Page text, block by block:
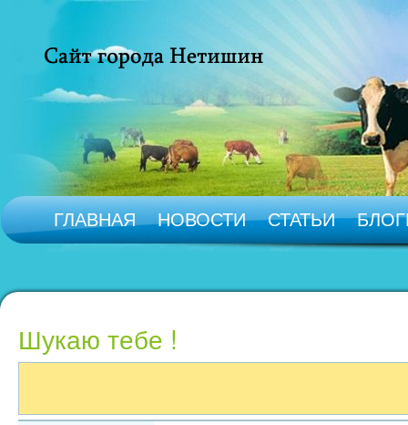
ГЛАВНАЯ НОВОСТИ СТАТЬИ
Шукаю тебе !